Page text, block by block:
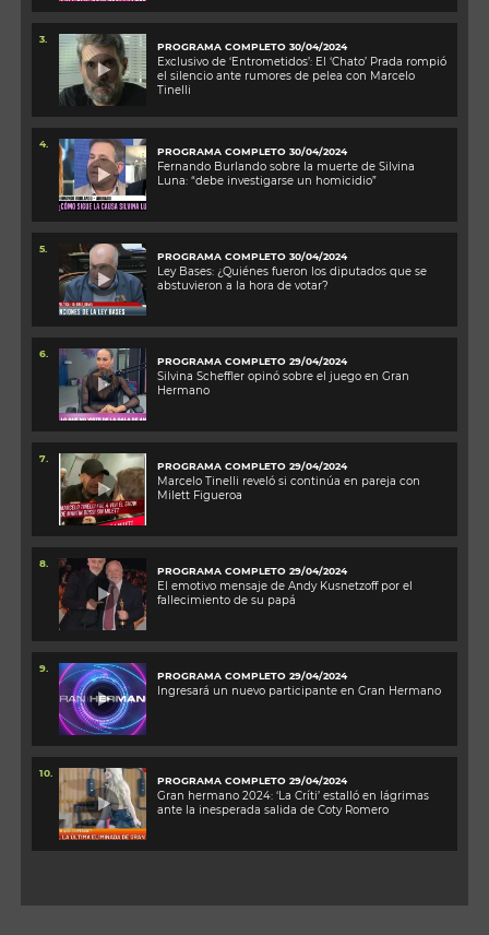
3.
PROGRAMA COMPLETO 30/04/2024
Exclusivo de ‘Entrometidos’: El ‘Chato’ Prada rompió
el silencio ante rumores de pelea con Marcelo
Tinelli
4.
PROGRAMA COMPLETO 30/04/2024
Fernando Burlando sobre la muerte de Silvina
Luna: “debe investigarse un homicidio”
5.
PROGRAMA COMPLETO 30/04/2024
Ley Bases: ¿Quiénes fueron los diputados que se
abstuvieron a la hora de votar?
6.
PROGRAMA COMPLETO 29/04/2024
Silvina Scheffler opinó sobre el juego en Gran
Hermano
7.
PROGRAMA COMPLETO 29/04/2024
Marcelo Tinelli reveló si continúa en pareja con
Milett Figueroa
8.
PROGRAMA COMPLETO 29/04/2024
El emotivo mensaje de Andy Kusnetzoff por el
fallecimiento de su papá
9.
PROGRAMA COMPLETO 29/04/2024
Ingresará un nuevo participante en Gran Hermano
10.
PROGRAMA COMPLETO 29/04/2024
Gran hermano 2024: ‘La Críti’ estalló en lágrimas
ante la inesperada salida de Coty Romero